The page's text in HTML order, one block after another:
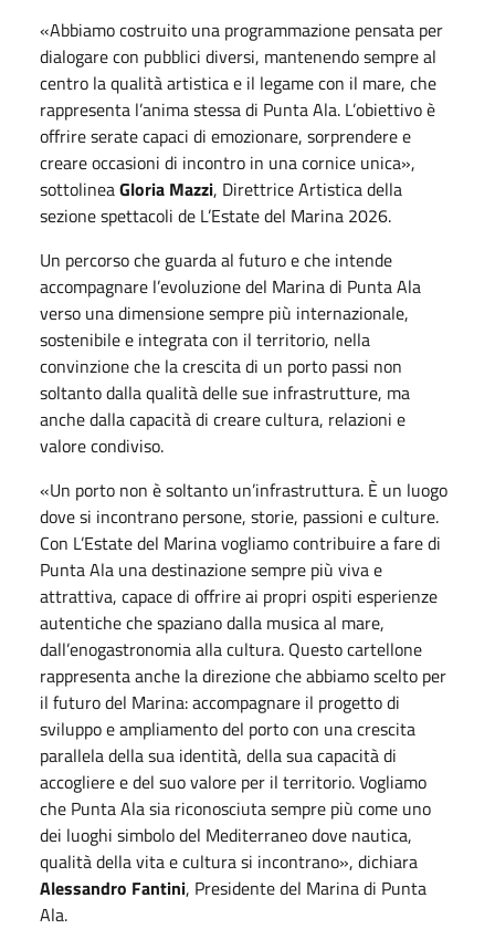
«Abbiamo costruito una programmazione pensata per
dialogare con pubblici diversi, mantenendo sempre al
centro la qualità artistica e il legame con il mare, che
rappresenta l’anima stessa di Punta Ala. L’obiettivo è
offrire serate capaci di emozionare, sorprendere e
creare occasioni di incontro in una cornice unica»,
sottolineaGloria Mazzi, Direttrice Artistica della
sezione spettacoli de L’Estate del Marina 2026.
Un percorso che guarda al futuro e che intende
accompagnare l’evoluzione del Marina di Punta Ala
verso una dimensione sempre più internazionale,
sostenibile e integrata con il territorio, nella
convinzione che la crescita di un porto passi non
soltanto dalla qualità delle sue infrastrutture, ma
anche dalla capacità di creare cultura, relazioni e
valore condiviso.
«Un porto non è soltanto un’infrastruttura. È un luogo
dove si incontrano persone, storie, passioni e culture.
Con L’Estate del Marina vogliamo contribuire a fare di
Punta Ala una destinazione sempre più viva e
attrattiva, capace di offrire ai propri ospiti esperienze
autentiche che spaziano dalla musica al mare,
dall’enogastronomia alla cultura. Questo cartellone
rappresenta anche la direzione che abbiamo scelto per
il futuro del Marina: accompagnare il progetto di
sviluppo e ampliamento del porto con una crescita
parallela della sua identità, della sua capacità di
accogliere e del suo valore per il territorio. Vogliamo
che Punta Ala sia riconosciuta sempre più come uno
dei luoghi simbolo del Mediterraneo dove nautica,
qualità della vita e cultura si incontrano», dichiara
Alessandro Fantini, Presidente del Marina di Punta
Ala.